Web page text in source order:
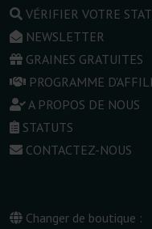
VÉRIFIER VOTRE
NEWSLETTER
GRAINES GRATUITES
PROGRAMME
A PROPOS DE NOUS
STATUTS
CONTACTEZ-NOUS
Changer de boutique :